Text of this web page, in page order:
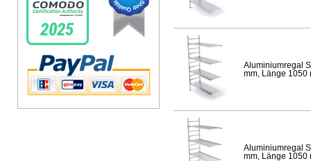
Aluminiumregal
mm, Länge 1050
Aluminiumregal
mm, Länge 1050